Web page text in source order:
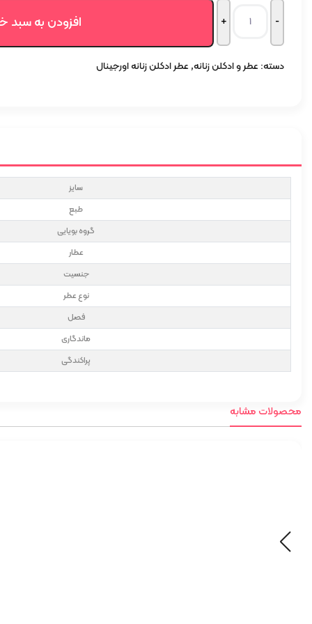
افزودن به سبد
دسته: عطر و ادکلن زنانه, عطر ادکلن زنانه اورجینال
سایز
طبع
گروه بویایی
عطار
جنسیت
نوع عطر
فصل
ماندگاری
پراکندگی
محصولات مشابه